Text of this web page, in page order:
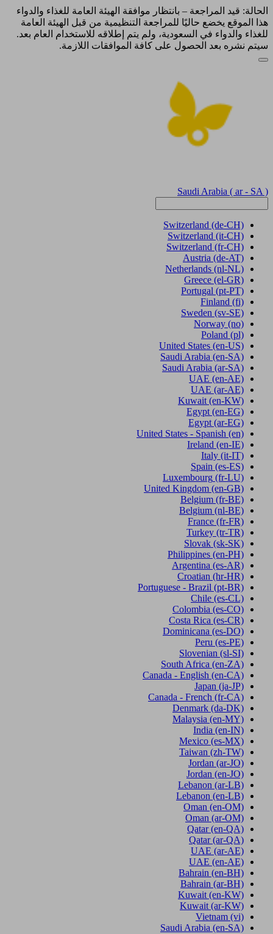
الحالة: قيد المراجعة – بانتظار موافقة الهيئة العامة للغذاء والدواء
هذا الموقع يخضع حاليًا للمراجعة التنظيمية من قبل الهيئة العامة
للغذاء والدواء في السعودية، ولم يتم إطلاقه للاستخدام العام بعد.
سيتم نشره بعد الحصول على كافة الموافقات اللازمة.
Saudi Arabia ( ar - SA )
Switzerland (de-CH)
Switzerland (it-CH)
Switzerland (fr-CH)
Austria (de-AT)
Netherlands (nl-NL)
Greece (el-GR)
Portugal (pt-PT)
Finland (fi)
Sweden (sv-SE)
Norway (no)
Poland (pl)
United States (en-US)
Saudi Arabia (en-SA)
Saudi Arabia (ar-SA)
UAE (en-AE)
UAE (ar-AE)
Kuwait (en-KW)
Egypt (en-EG)
Egypt (ar-EG)
United States - Spanish (en)
Ireland (en-IE)
Italy (it-IT)
Spain (es-ES)
Luxembourg (fr-LU)
United Kingdom (en-GB)
Belgium (fr-BE)
Belgium (nl-BE)
France (fr-FR)
Turkey (tr-TR)
Slovak (sk-SK)
Philippines (en-PH)
Argentina (es-AR)
Croatian (hr-HR)
Portuguese - Brazil (pt-BR)
Chile (es-CL)
Colombia (es-CO)
Costa Rica (es-CR)
Dominicana (es-DO)
Peru (es-PE)
Slovenian (sl-SI)
South Africa (en-ZA)
Canada - English (en-CA)
Japan (ja-JP)
Canada - French (fr-CA)
Denmark (da-DK)
Malaysia (en-MY)
India (en-IN)
Mexico (es-MX)
Taiwan (zh-TW)
Jordan (ar-JO)
Jordan (en-JO)
Lebanon (ar-LB)
Lebanon (en-LB)
Oman (en-OM)
Oman (ar-OM)
Qatar (en-QA)
Qatar (ar-QA)
UAE (ar-AE)
UAE (en-AE)
Bahrain (en-BH)
Bahrain (ar-BH)
Kuwait (en-KW)
Kuwait (ar-KW)
Vietnam (vi)
Saudi Arabia (en-SA)